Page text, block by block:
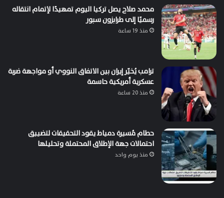
محمد صلاح يصل تركيا اليوم تمهيدًا لإتمام انتقاله
رسميًا إلى طرابزون سبور
منذ 19 ساعة
ترامب يُخيّر إيران بين الاتفاق النووي أو مواجهة ضربة
عسكرية أمريكية حاسمة
منذ 20 ساعة
حطام مُسيرة دمياط يقود التحقيقات لتضييق
احتمالات جهة الإطلاق المحتملة وتحليلها
منذ يوم واحد